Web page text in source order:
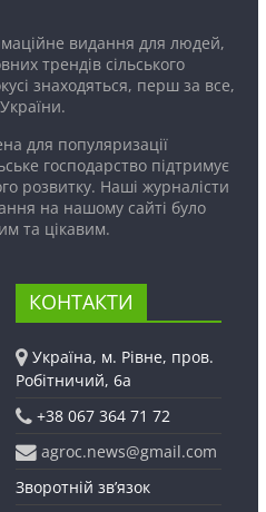
видання для людей,
трендів сільського
знаходяться, перш за все,
для популяризації
господарство підтримує
розвитку. Наші журналісти
на нашому сайті було
та цікавим.
КОНТАКТИ
Україна, м. Рівне, пров.
Робітничий, 6а
+38 067 364 71 72
agroc.news@gmail.com
Зворотній зв’язок